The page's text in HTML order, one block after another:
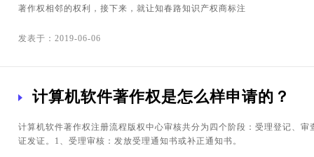
著作权相邻的权利，接下来，就让知春路知识产权商标注
发表于：2019-06-06
计算机软件著作权是怎么样申请的？
计算机软件著作权注册流程版权中心审核共分为四个阶段：受理登记、审
证发证。1、受理审核：发放受理通知书或补正通知书。